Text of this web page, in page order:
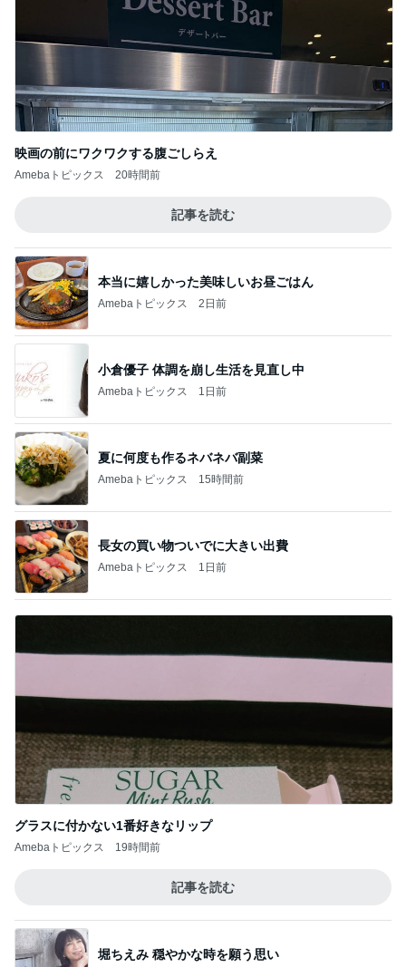
映画の前にワクワクする腹ごしらえ
Amebaトピックス 20時間前
記事を読む
本当に嬉しかった美味しいお昼ごはん
Amebaトピックス 2日前
小倉優子 体調を崩し生活を見直し中
Amebaトピックス 1日前
夏に何度も作るネバネバ副菜
Amebaトピックス 15時間前
長女の買い物ついでに大きい出費
Amebaトピックス 1日前
グラスに付かない1番好きなリップ
Amebaトピックス 19時間前
記事を読む
堀ちえみ 穏やかな時を願う思い